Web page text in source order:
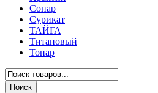
Сонар
Сурикат
ТАЙГА
Титановый
Тонар